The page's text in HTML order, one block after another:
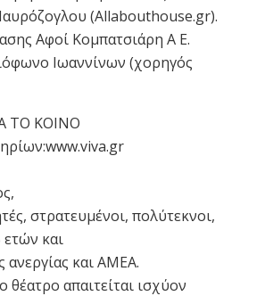
(Allabouthouse.gr).
Αφοί Κομπατσιάρη Α Ε.
Ιωαννίνων (χορηγός
ΤΟ ΚΟΙΝΟ
στρατευμένοι, πολύτεκνοι,
και
ανεργίας και ΑΜΕΑ.
θέατρο απαιτείται ισχύον